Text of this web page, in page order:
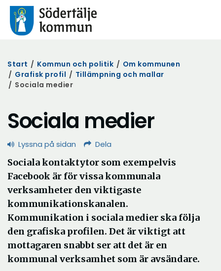
Start / Kommun och politik / Om kommunen
/ Grafisk profil / Tillämpning och mallar
/ Sociala medier
Sociala medier
Lyssna på sidan Dela
Sociala kontaktytor som exempelvis
Facebook är för vissa kommunala
verksamheter den viktigaste
kommunikationskanalen.
Kommunikation i sociala medier ska följa
den grafiska profilen. Det är viktigt att
mottagaren snabbt ser att det är en
kommunal verksamhet som är avsändare.